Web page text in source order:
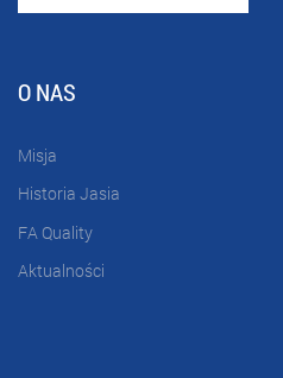
O NAS
Misja
Historia Jasia
FA Quality
Aktualności